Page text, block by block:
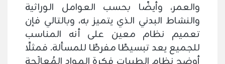
والعمر، وأيضًا بحسب العوامل الوراثية
والنشاط البدني الذي يتميز به، وبالتالي فإن
تعميم نظام معين على أنه المناسب
للجميع يعد تبسيطًا مفرطًا للمسألة. فمثلًا